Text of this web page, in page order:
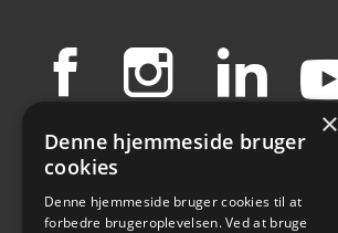
×
Denne hjemmeside bruger
cookies
Denne hjemmeside bruger cookies til at
forbedre brugeroplevelsen. Ved at bruge